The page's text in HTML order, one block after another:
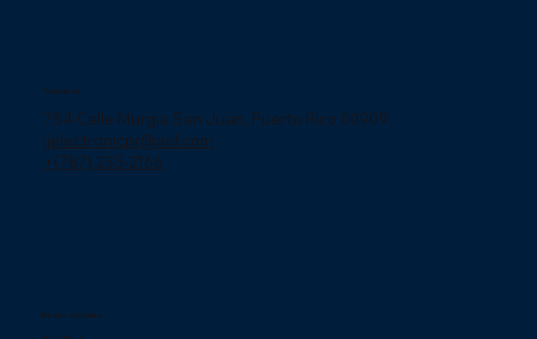
Contácto
754 Calle Murgia San Juan, Puerto Rico 00909.
jjelectronicpr@aol.com
+(787) 233-2166
Redes Sociales